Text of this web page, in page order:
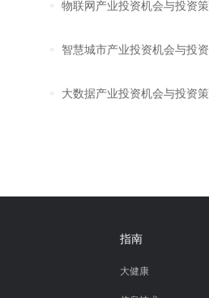
物联网产业投资机会与投资
智慧城市产业投资机会与投
大数据产业投资机会与投资
指南
大健康